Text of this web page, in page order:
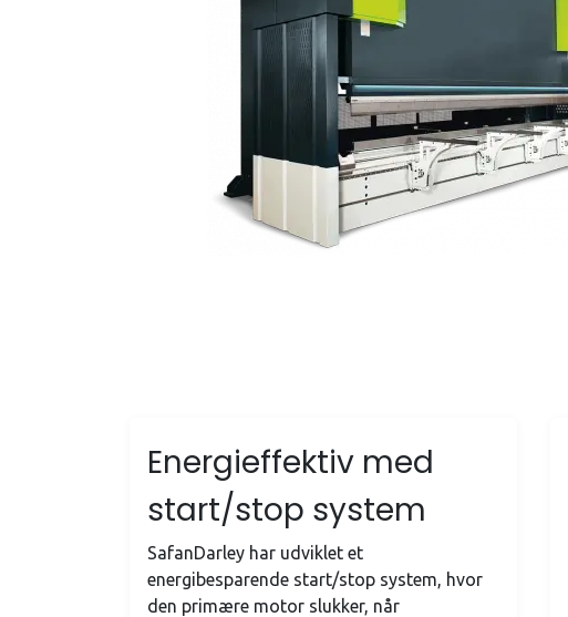
Energieffektiv med
start/stop system
SafanDarley har udviklet et
energibesparende start/stop system, hvor
den primære motor slukker, når